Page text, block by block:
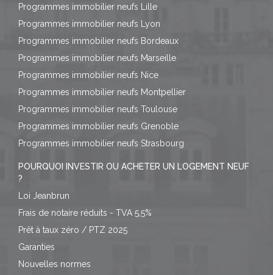
Programmes immobilier neufs Lille
Programmes immobilier neufs Lyon
Programmes immobilier neufs Bordeaux
Programmes immobilier neufs Marseille
Programmes immobilier neufs Nice
Programmes immobilier neufs Montpellier
Programmes immobilier neufs Toulouse
Programmes immobilier neufs Grenoble
Programmes immobilier neufs Strasbourg
POURQUOI INVESTIR OU ACHETER UN LOGEMENT NEUF
?
Loi Jeanbrun
Frais de notaire réduits - TVA 5,5%
Prêt à taux zéro / PTZ 2025
Garanties
Nouvelles normes